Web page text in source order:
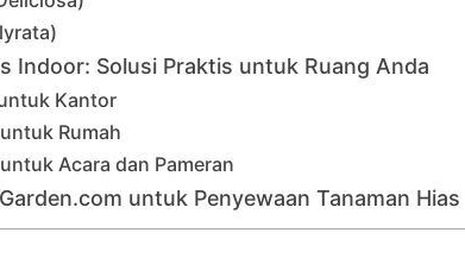
Indoor: Solusi Praktis untuk Ruang Anda
Kantor
Rumah
Acara dan Pameran
untuk Penyewaan Tanaman